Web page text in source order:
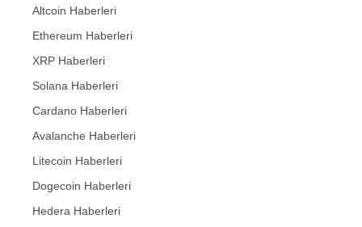
Altcoin Haberleri
Ethereum Haberleri
XRP Haberleri
Solana Haberleri
Cardano Haberleri
Avalanche Haberleri
Litecoin Haberleri
Dogecoin Haberleri
Hedera Haberleri